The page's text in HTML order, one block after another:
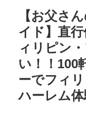
【お父さ
イド】直
ィリピン
い！！100
ーでフィ
ハーレム